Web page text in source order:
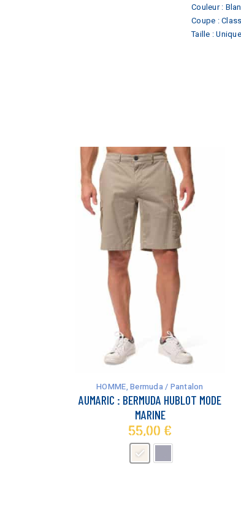
Couleur :
Coupe :
Taille : Unique
plusieurs
HOMME,Bermuda / Pantalon
AUMARIC : BERMUDA HUBLOT MODE
MARINE
55,00€